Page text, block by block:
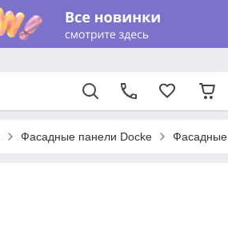
Фасадные панели Docke Фасадные